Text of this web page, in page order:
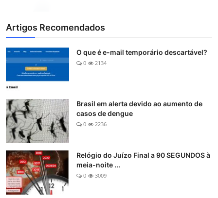
Artigos Recomendados
O que é e-mail temporário descartável?
0 2134
Brasil em alerta devido ao aumento de
casos de dengue
0 2236
Relógio do Juízo Final a 90 SEGUNDOS à
meia-noite ...
0 3009